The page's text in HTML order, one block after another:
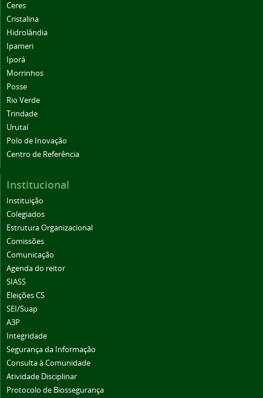
Ceres
Cristalina
Hidrolândia
Ipameri
Iporá
Morrinhos
Posse
Rio Verde
Trindade
Urutaí
Polo de Inovação
Centro de Referência
Institucional
Instituição
Colegiados
Estrutura Organizacional
Comissões
Comunicação
Agenda do reitor
SIASS
Eleições CS
SEI/Suap
A3P
Integridade
Segurança da Informação
Consulta à Comunidade
Atividade Disciplinar
Protocolo de Biossegurança